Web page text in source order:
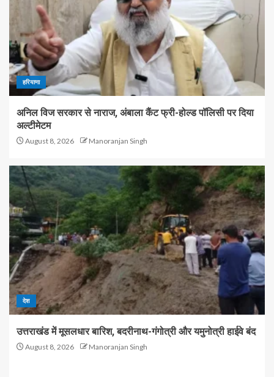
हरियाणा
अनिल विज सरकार से नाराज, अंबाला कैंट फ्री-होल्ड पॉलिसी पर दिया
अल्टीमेटम
August 8, 2026 Manoranjan Singh
देश
उत्तराखंड में मूसलधार बारिश, बदरीनाथ-गंगोत्री और यमुनोत्री हाईवे बंद
August 8, 2026 Manoranjan Singh